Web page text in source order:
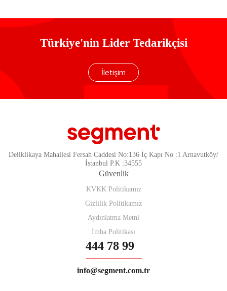
Türkiye'nin Lider Tedarikçisi
İletişim
Deliklikaya Mahallesi Fersah Caddesi No:136 İç Kapı No :1 Arnavutköy/
İstanbul P.K :34555
Güvenlik
KVKK Politikamız
Gizlilik Politikamız
Aydınlatma Metni
İmha Politikası
444 78 99
info@segment.com.tr